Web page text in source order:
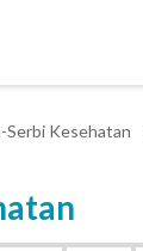
Serbi Kesehatan